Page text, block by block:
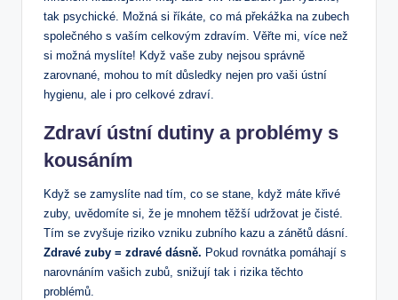
tak psychické. Možná si říkáte, co má překážka na zubech
společného s vaším celkovým zdravím. Věřte mi, více než
si možná myslíte! Když vaše zuby nejsou správně
zarovnané, mohou to mít důsledky nejen pro vaši ústní
hygienu, ale i pro celkové zdraví.
Zdraví ústní dutiny a problémy s
kousáním
Když se zamyslíte nad tím, co se stane, když máte křivé
zuby, uvědomíte si, že je mnohem těžší udržovat je čisté.
Tím se zvyšuje riziko vzniku zubního kazu a zánětů dásní.
Zdravé zuby = zdravé dásně. Pokud rovnátka pomáhají s
narovnáním vašich zubů, snižují tak i rizika těchto
problémů.